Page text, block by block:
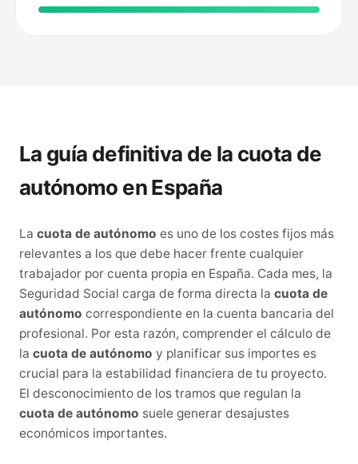
La guía definitiva de la cuota de
autónomo en España
La cuota de autónomo es uno de los costes fijos más
relevantes a los que debe hacer frente cualquier
trabajador por cuenta propia en España. Cada mes, la
Seguridad Social carga de forma directa la cuota de
autónomo correspondiente en la cuenta bancaria del
profesional. Por esta razón, comprender el cálculo de
la cuota de autónomo y planificar sus importes es
crucial para la estabilidad financiera de tu proyecto.
El desconocimiento de los tramos que regulan la
cuota de autónomo suele generar desajustes
económicos importantes.